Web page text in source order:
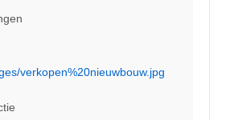
verkopen%20nieuwbouw.jpg